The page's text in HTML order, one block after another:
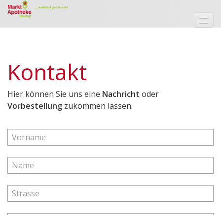
Aktuelles
Leistungen
Kontakt
Impressum
Kontakt
Hier können Sie uns eine Nachricht oder
Vorbestellung zukommen lassen.